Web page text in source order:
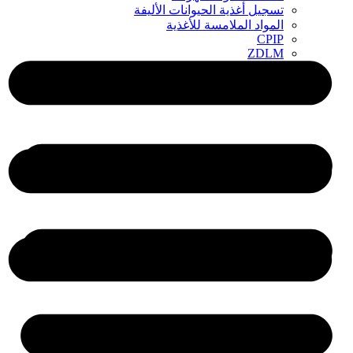
تسجيل أغذية الحيوانات الأليفة
المواد الملامسة للأغذية
CPIP
ZDLM